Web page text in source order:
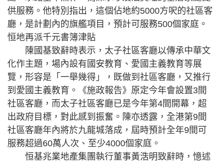
供服務。他特別指出，這個佔地約5000方呎的社區客
廳，是計劃內的旗艦項目，預計可服務500個家庭。
恒地再派千元書簿津貼
陳國基致辭時表示，太子社區客廳以傳承中華文
化作主題，場內設有國安教育、愛國主義教育等展
覽，形容是「一舉幾得」，既做到社區客廳，又推行
到愛國主義教育。《施政報告》原定今年會設置3間
社區客廳，而太子社區客廳已是今年第4間開幕，超
出政府目標，對此感到振奮。陳亦透露，全港第9間
社區客廳年內將於九龍城落成，屆時預計全年9間可
服務超過60萬人次、至少4000個家庭。
恒基兆業地產集團執行董事黃浩明致辭時，憶述